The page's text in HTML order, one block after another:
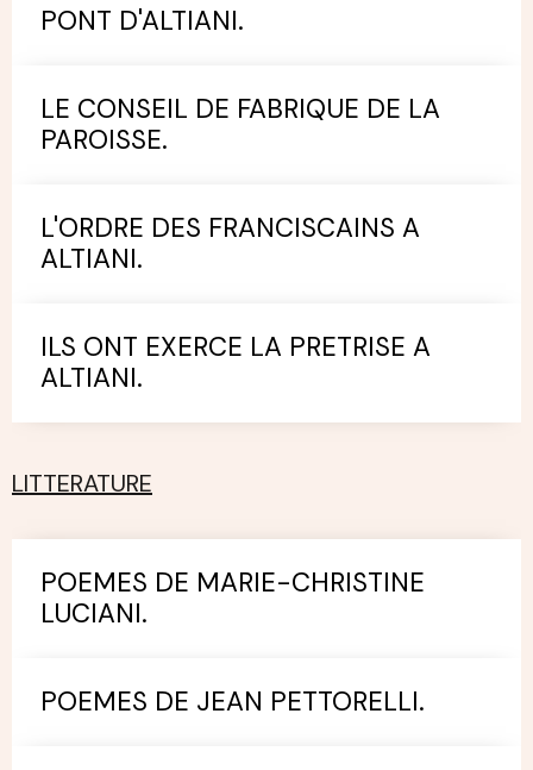
PONT D'ALTIANI.
LE CONSEIL DE FABRIQUE DE LA
PAROISSE.
L'ORDRE DES FRANCISCAINS A
ALTIANI.
ILS ONT EXERCE LA PRETRISE A
ALTIANI.
LITTERATURE
POEMES DE MARIE-CHRISTINE
LUCIANI.
POEMES DE JEAN PETTORELLI.